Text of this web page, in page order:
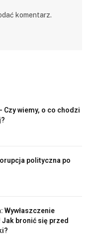
komentarz.
Czy wiemy, o co chodzi
polityczna po
Wywłaszczenie
Jak bronić się przed